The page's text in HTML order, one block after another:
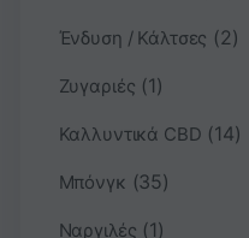
Ένδυση / Κάλτσες (2)
Ζυγαριές (1)
Καλλυντικά CBD (14)
Μπόνγκ (35)
Ναργιλές (1)